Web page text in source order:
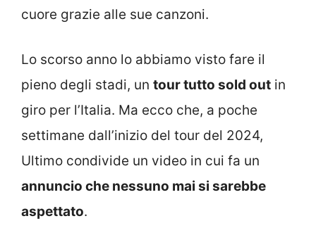
cuore grazie alle sue canzoni.
Lo scorso anno lo abbiamo visto fare il
pieno degli stadi, un tour tutto sold out in
giro per l’Italia. Ma ecco che, a poche
settimane dall’inizio del tour del 2024,
Ultimo condivide un video in cui fa un
annuncio che nessuno mai si sarebbe
aspettato.